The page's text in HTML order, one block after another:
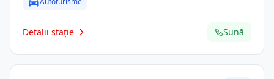
Detalii stație Sună